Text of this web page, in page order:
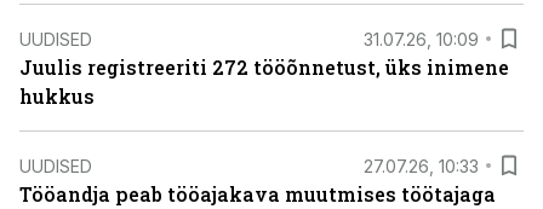
UUDISED 31.07.26, 10:09
Juulis registreeriti 272 tööõnnetust, üks inimene
hukkus
UUDISED 27.07.26, 10:33
Tööandja peab tööajakava muutmises töötajaga